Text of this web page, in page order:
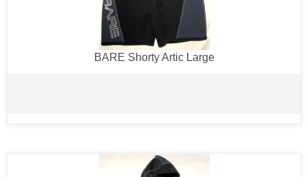
BARE Shorty Artic Large